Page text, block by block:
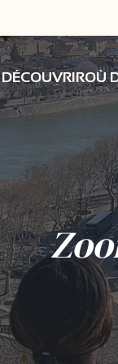
DÉCOUVRIROÙ